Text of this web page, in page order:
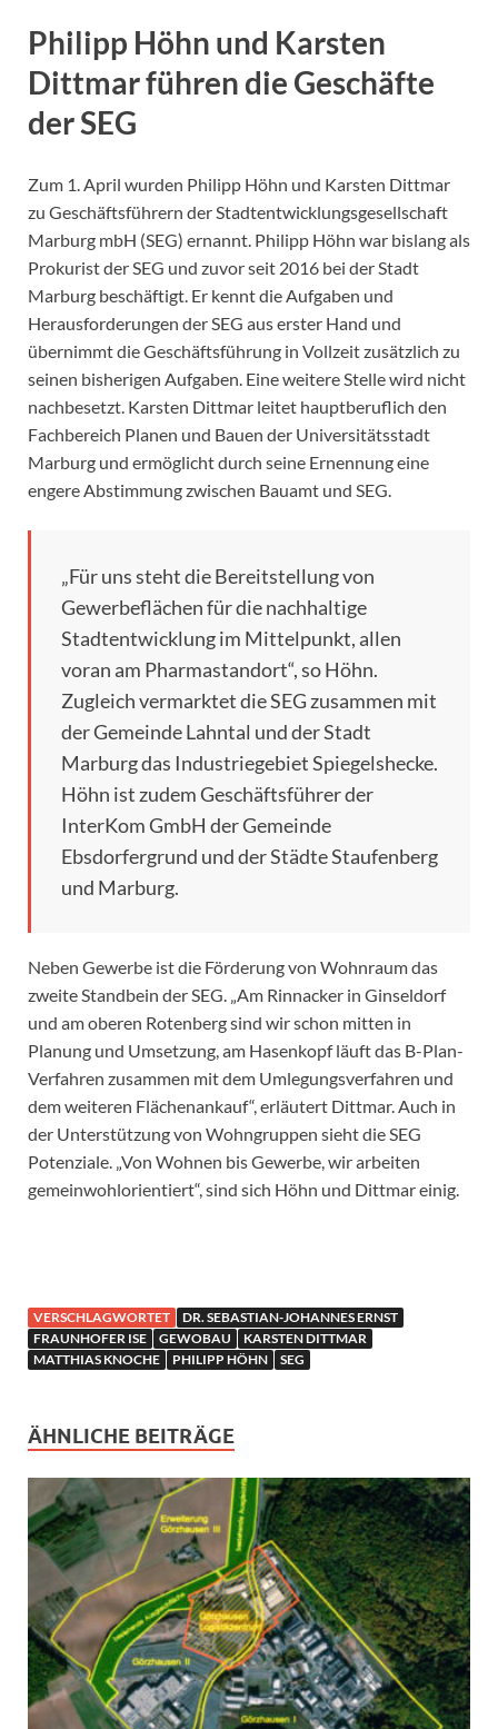
Philipp Höhn und Karsten
Dittmar führen die Geschäfte
der SEG
Zum 1. April wurden Philipp Höhn und Karsten Dittmar
zu Geschäftsführern der Stadtentwicklungsgesellschaft
Marburg mbH (SEG) ernannt. Philipp Höhn war bislang als
Prokurist der SEG und zuvor seit 2016 bei der Stadt
Marburg beschäftigt. Er kennt die Aufgaben und
Herausforderungen der SEG aus erster Hand und
übernimmt die Geschäftsführung in Vollzeit zusätzlich zu
seinen bisherigen Aufgaben. Eine weitere Stelle wird nicht
nachbesetzt. Karsten Dittmar leitet hauptberuflich den
Fachbereich Planen und Bauen der Universitätsstadt
Marburg und ermöglicht durch seine Ernennung eine
engere Abstimmung zwischen Bauamt und SEG.
„Für uns steht die Bereitstellung von
Gewerbeflächen für die nachhaltige
Stadtentwicklung im Mittelpunkt, allen
voran am Pharmastandort“, so Höhn.
Zugleich vermarktet die SEG zusammen mit
der Gemeinde Lahntal und der Stadt
Marburg das Industriegebiet Spiegelshecke.
Höhn ist zudem Geschäftsführer der
InterKom GmbH der Gemeinde
Ebsdorfergrund und der Städte Staufenberg
und Marburg.
Neben Gewerbe ist die Förderung von Wohnraum das
zweite Standbein der SEG. „Am Rinnacker in Ginseldorf
und am oberen Rotenberg sind wir schon mitten in
Planung und Umsetzung, am Hasenkopf läuft das B-Plan-
Verfahren zusammen mit dem Umlegungsverfahren und
dem weiteren Flächenankauf“, erläutert Dittmar. Auch in
der Unterstützung von Wohngruppen sieht die SEG
Potenziale. „Von Wohnen bis Gewerbe, wir arbeiten
gemeinwohlorientiert“, sind sich Höhn und Dittmar einig.
VERSCHLAGWORTET
DR. SEBASTIAN-JOHANNES ERNST
FRAUNHOFER ISE
GEWOBAU
KARSTEN DITTMAR
MATTHIAS KNOCHE
PHILIPP HÖHN SEG
ÄHNLICHE BEITRÄGE